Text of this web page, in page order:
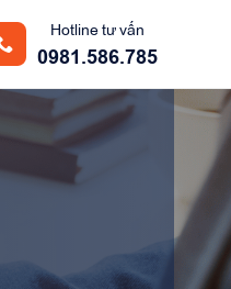
Hotline tư vấn
0981.586.785